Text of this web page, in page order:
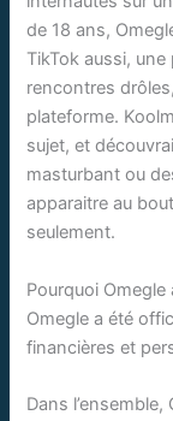
de 18 ans,
TikTok aussi,
rencontres
plateforme.
sujet, et
masturbant ou
apparaitre au
seulement.
Pourquoi Omegle
Omegle a été
financières et
Dans